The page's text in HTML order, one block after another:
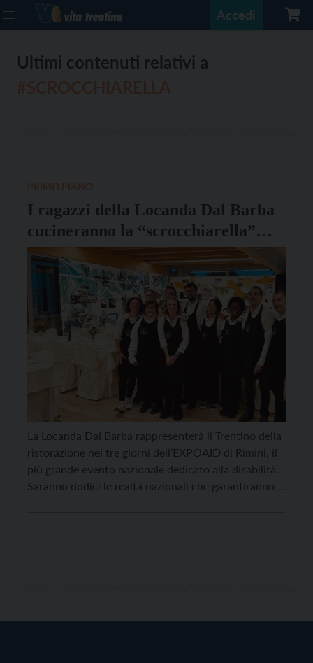
Accedi
Ultimi contenuti relativi a
I ragazzi della Locanda Dal Barba
cucineranno la “scrocchiarella”
all’ExpoAid di Rimini
La Locanda Dal Barba rappresenterà il Trentino della
ristorazione nei tre giorni dell’EXPOAID di Rimini, il
più grande evento nazionale dedicato alla disabilità.
Saranno dodici le realtà nazionali che garantiranno i